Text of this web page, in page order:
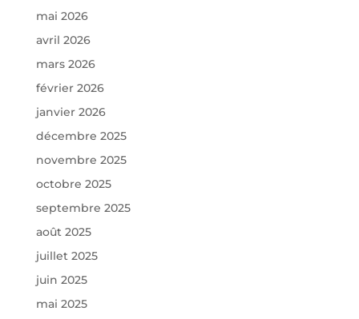
mai 2026
avril 2026
mars 2026
février 2026
janvier 2026
décembre 2025
novembre 2025
octobre 2025
septembre 2025
août 2025
juillet 2025
juin 2025
mai 2025